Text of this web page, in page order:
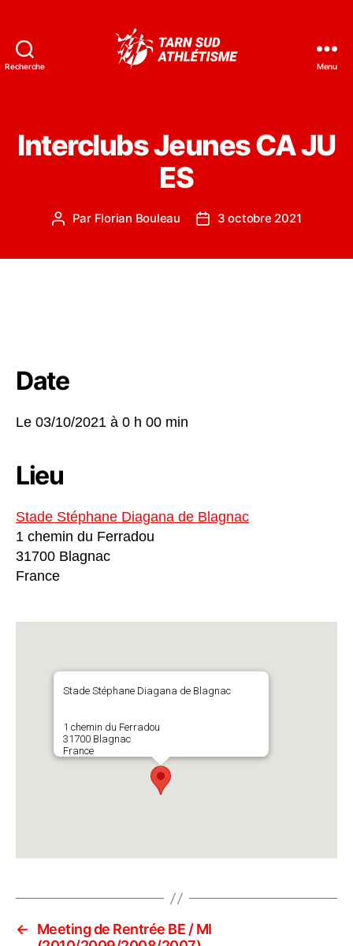
Recherche Menu
Interclubs Jeunes CA JU
ES
Auteur
Par Florian Bouleau
Date3 octobre 2021
Date
Le 03/10/2021 à 0 h 00 min
Lieu
Stade Stéphane Diagana de Blagnac
1 chemin du Ferradou
31700 Blagnac
France
Stade Stéphane Diagana de Blagnac
1 chemin du Ferradou
31700 Blagnac
France
←
Meeting de Rentrée BE / MI